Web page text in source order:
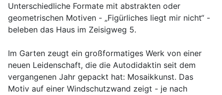
Unterschiedliche Formate mit abstrakten oder
geometrischen Motiven - „Figürliches liegt mir nicht“ -
beleben das Haus im Zeisigweg 5.
Im Garten zeugt ein großformatiges Werk von einer
neuen Leidenschaft, die die Autodidaktin seit dem
vergangenen Jahr gepackt hat: Mosaikkunst. Das
Motiv auf einer Windschutzwand zeigt - je nach